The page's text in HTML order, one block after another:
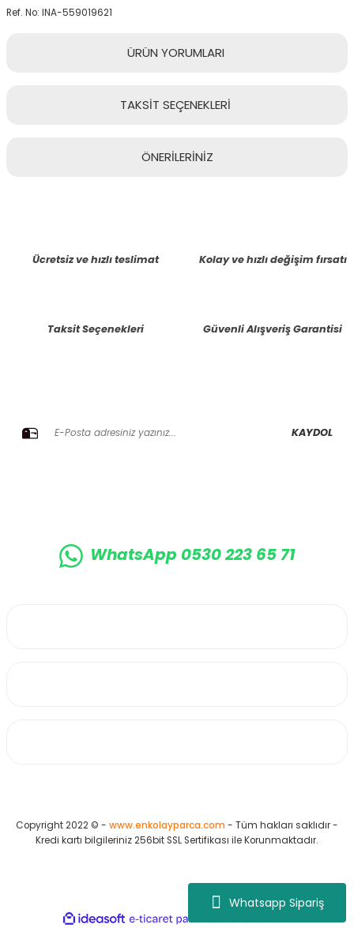
Whatsapp Sipariş
Ref. No: INA-559019621
ÜRÜN YORUMLARI
TAKSİT SEÇENEKLERİ
ÖNERİLERİNİZ
Ürün bilgilerinde hatalar bulunuyor.
Ücretsiz ve hızlı teslimat Kolay ve hızlı değişim fırsatı
Taksit Seçenekleri Güvenli Alışveriş Garantisi
KAYDOL
WhatsApp 0530 223 65 71
Copyright 2022 © - www.enkolayparca.com - Tüm hakları saklıdır -
Kredi kartı bilgileriniz 256bit SSL Sertifikası ile Korunmaktadır.
ideasoft